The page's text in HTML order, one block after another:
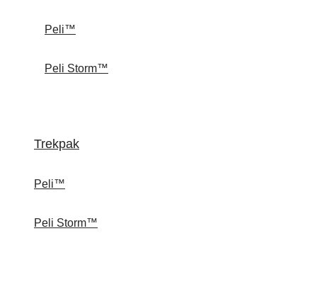
Peli™
Peli Storm™
Trekpak
Peli™
Peli Storm™